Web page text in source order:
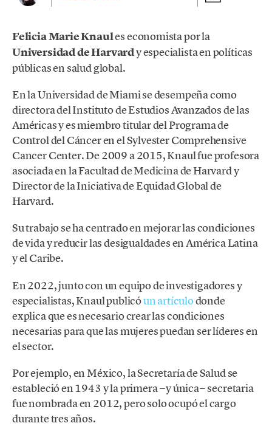
Felicia Marie Knaules economista por la
Universidad de Harvardy especialista en políticas
públicas en salud global.
En la Universidad de Miami se desempeña como
directora del Instituto de Estudios Avanzados de las
Américas y es miembro titular del Programa de
Control del Cáncer en el Sylvester Comprehensive
Cancer Center. De 2009 a 2015, Knaul fue profesora
asociada en la Facultad de Medicina de Harvard y
Director de la Iniciativa de Equidad Global de
Harvard.
Su trabajo se ha centrado en mejorar las condiciones
de vida y reducir las desigualdades en América Latina
y el Caribe.
En 2022, junto con un equipo de investigadores y
especialistas, Knaul publicóun artículodonde
explica que es necesario crear las condiciones
necesarias para que las mujeres puedan ser líderes en
el sector.
Por ejemplo, en México, la Secretaría de Salud se
estableció en 1943 y la primera −y única− secretaria
fue nombrada en 2012, pero solo ocupó el cargo
durante tres años.